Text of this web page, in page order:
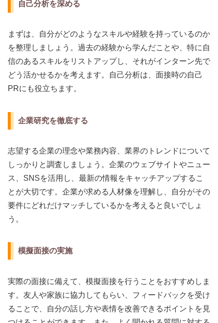
自己分析を深める
まずは、自分がどのようなスキルや経験を持っているのか
を整理しましょう。過去の経験から学んだことや、特に自
信のあるスキルをリストアップし、それがインターン先で
どう活かせるかを考えます。自己分析は、面接時の自己
PRにも役立ちます。
企業研究を徹底する
志望する企業の理念や業務内容、業界のトレンドについて
しっかりと調査しましょう。企業のウェブサイトやニュー
ス、SNSを活用し、最新の情報をキャッチアップするこ
とが大切です。企業が求める人材像を理解し、自分がその
要件にどれだけマッチしているかを考えると良いでしょ
う。
模擬面接の実施
実際の面接に備えて、模擬面接を行うことをおすすめしま
す。友人や家族に協力してもらい、フィードバックを受け
ることで、自分の話し方や表情を改善できるポイントを見